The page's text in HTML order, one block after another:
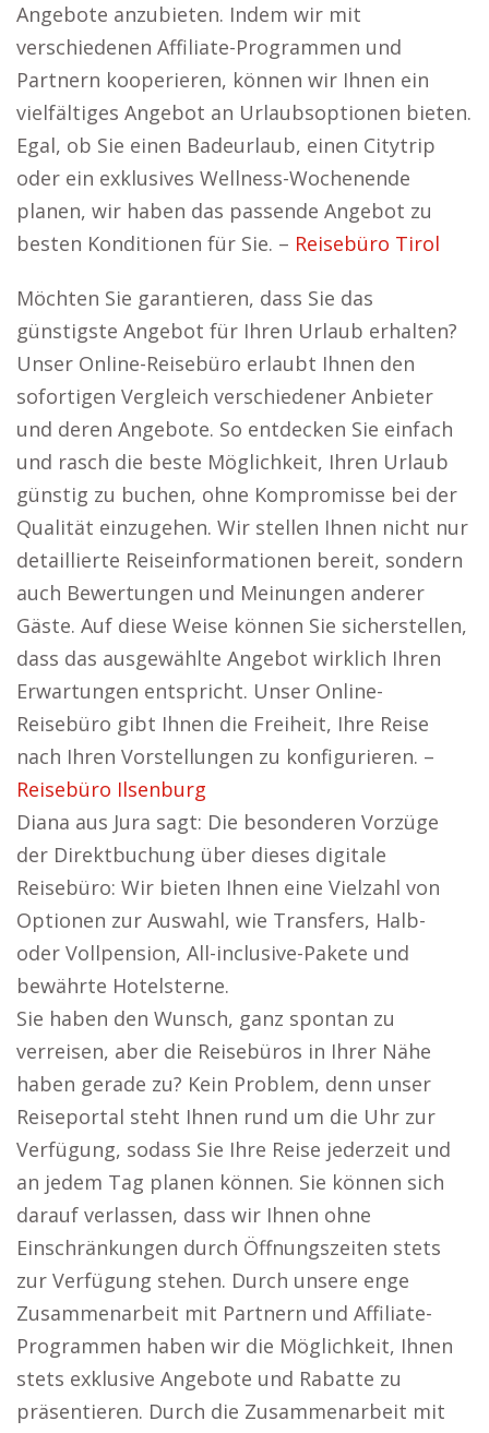
Angebote anzubieten. Indem wir mit
verschiedenen Affiliate-Programmen und
Partnern kooperieren, können wir Ihnen ein
vielfältiges Angebot an Urlaubsoptionen bieten.
Egal, ob Sie einen Badeurlaub, einen Citytrip
oder ein exklusives Wellness-Wochenende
planen, wir haben das passende Angebot zu
besten Konditionen für Sie. – Reisebüro Tirol
Möchten Sie garantieren, dass Sie das
günstigste Angebot für Ihren Urlaub erhalten?
Unser Online-Reisebüro erlaubt Ihnen den
sofortigen Vergleich verschiedener Anbieter
und deren Angebote. So entdecken Sie einfach
und rasch die beste Möglichkeit, Ihren Urlaub
günstig zu buchen, ohne Kompromisse bei der
Qualität einzugehen. Wir stellen Ihnen nicht nur
detaillierte Reiseinformationen bereit, sondern
auch Bewertungen und Meinungen anderer
Gäste. Auf diese Weise können Sie sicherstellen,
dass das ausgewählte Angebot wirklich Ihren
Erwartungen entspricht. Unser Online-
Reisebüro gibt Ihnen die Freiheit, Ihre Reise
nach Ihren Vorstellungen zu konfigurieren. –
Reisebüro Ilsenburg
Diana aus Jura sagt: Die besonderen Vorzüge
der Direktbuchung über dieses digitale
Reisebüro: Wir bieten Ihnen eine Vielzahl von
Optionen zur Auswahl, wie Transfers, Halb-
oder Vollpension, All-inclusive-Pakete und
bewährte Hotelsterne.
Sie haben den Wunsch, ganz spontan zu
verreisen, aber die Reisebüros in Ihrer Nähe
haben gerade zu? Kein Problem, denn unser
Reiseportal steht Ihnen rund um die Uhr zur
Verfügung, sodass Sie Ihre Reise jederzeit und
an jedem Tag planen können. Sie können sich
darauf verlassen, dass wir Ihnen ohne
Einschränkungen durch Öffnungszeiten stets
zur Verfügung stehen. Durch unsere enge
Zusammenarbeit mit Partnern und Affiliate-
Programmen haben wir die Möglichkeit, Ihnen
stets exklusive Angebote und Rabatte zu
präsentieren. Durch die Zusammenarbeit mit